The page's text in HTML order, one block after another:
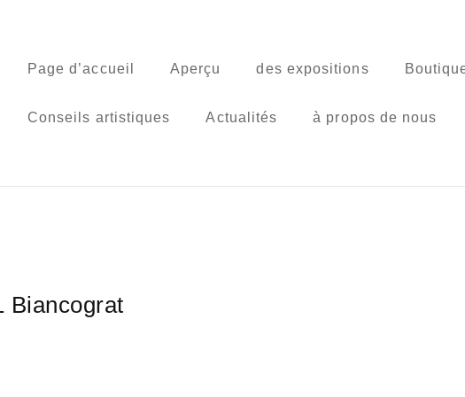
Page d’accueil Aperçu des expositions
Conseils artistiques Actualités à propos de nous
Biancograt